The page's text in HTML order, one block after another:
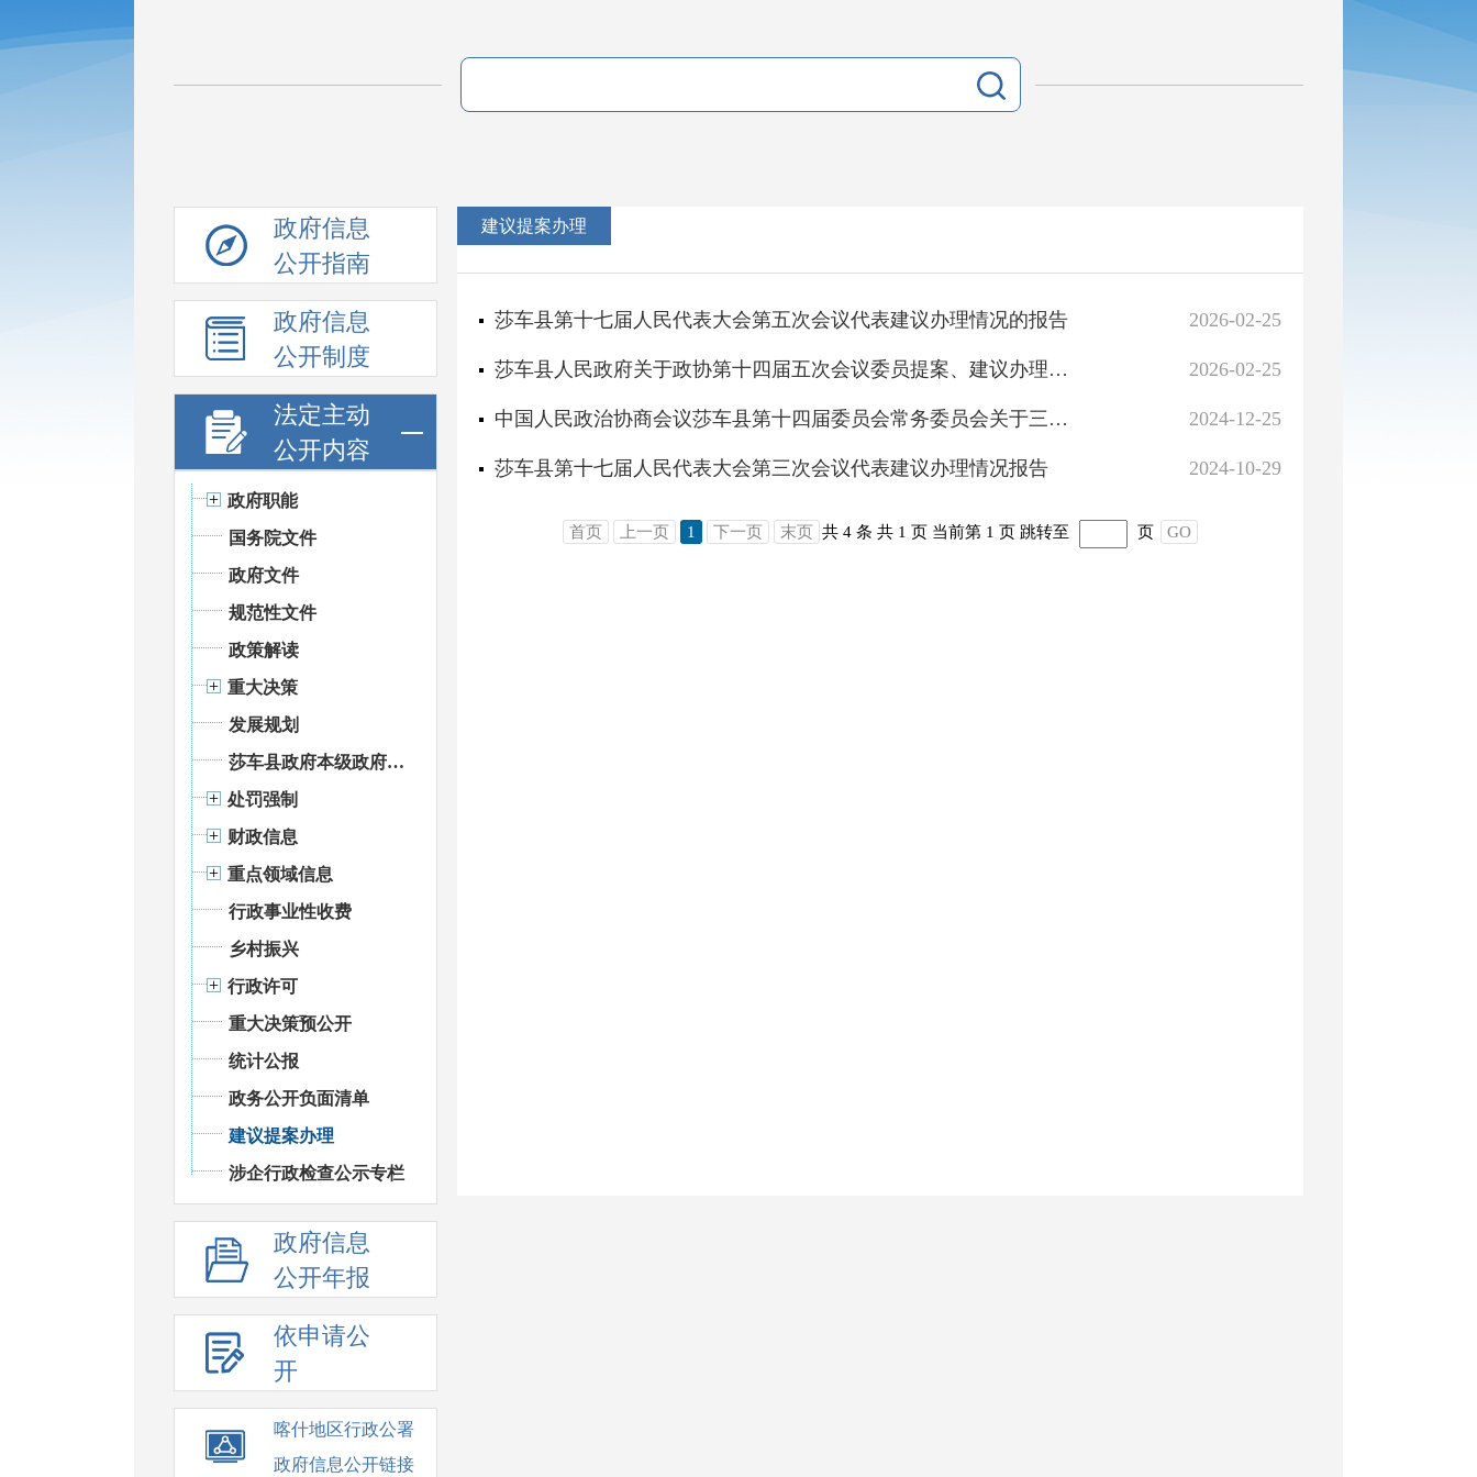
政府信息
公开指南
政府信息
公开制度
法定主动
公开内容
政府职能
国务院文件
政府文件
规范性文件
政策解读
重大决策
发展规划
莎车县政府本级政府部门权责清单
处罚强制
财政信息
重点领域信息
行政事业性收费
乡村振兴
行政许可
重大决策预公开
统计公报
政务公开负面清单
建议提案办理
涉企行政检查公示专栏
政府信息
公开年报
依申请公
开
喀什地区行政公署
政府信息公开链接
建议提案办理
2026-02-25
莎车县第十七届人民代表大会第五次会议代表建议办理情况的报告
2026-02-25
莎车县人民政府关于政协第十四届五次会议委员提案、建议办理情况的通报
2024-12-25
中国人民政治协商会议莎车县第十四届委员会常务委员会关于三次会议以来提案工作情况报告
2024-10-29
莎车县第十七届人民代表大会第三次会议代表建议办理情况报告
首页 上一页 1 下一页 末页 共 4 条 共 1 页 当前第 1 页 跳转至 页 GO